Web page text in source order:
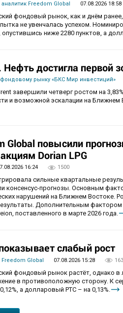
Freedom Global 07.08.2026 18:58
фондовый рынок, как и днём
не увенчалась успехом.
опустившись ниже 2280 пунктов, а
достигла первой
рынку «БКС Мир инвестиций»
завершили четверг ростом на
и возможной эскалации на Ближнем
Global повысили
Dorian LPG
16:24 1500
сильные квартальные
консенсус-прогнозы. Основным
нарушений на Ближнем Востоке.
Дополнительным
поставленного в марте 2026 года.
слабый рост
Global 07.08.2026 15:28
фондовый рынок растёт, однако
в противоположную сторону. К
а долларовый РТС – на 0,13%.